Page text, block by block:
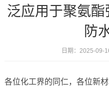
泛应用于聚氨
防
日期：2025-09-
各位化工界的同仁，各位新材